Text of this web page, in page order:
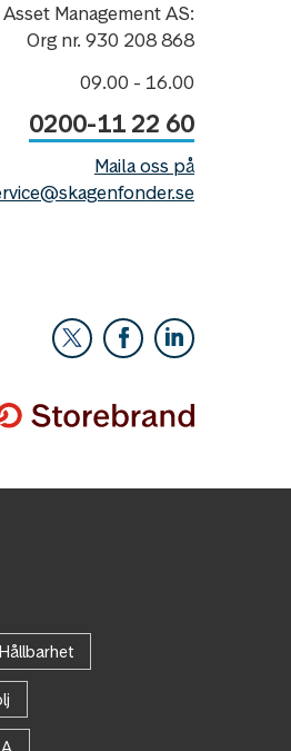
Management AS:
Org nr. 930 208 868
09.00 - 16.00
0200-11 22 60
Maila oss på
Hållbarhet